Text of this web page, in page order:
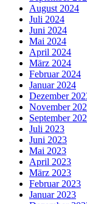
August 2024
Juli 2024
Juni 2024
Mai 2024
April 2024
März 2024
Februar 2024
Januar 2024
Dezember
November
September
Juli 2023
Juni 2023
Mai 2023
April 2023
März 2023
Februar 2023
Januar 2023